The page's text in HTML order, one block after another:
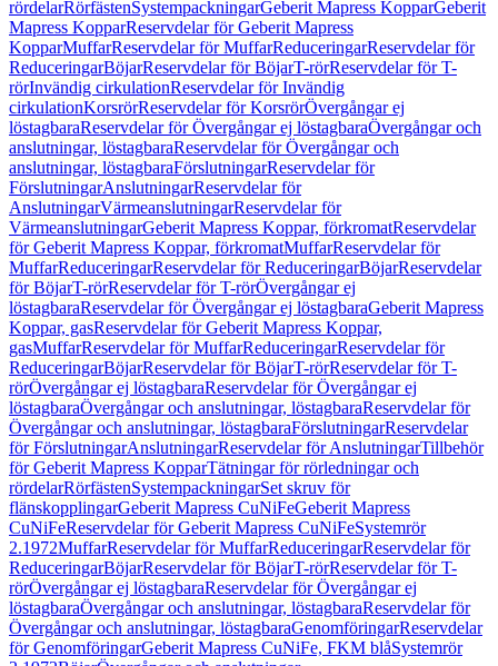
rördelarRörfästenSystempackningarGeberit Mapress KopparGeberit
Mapress KopparReservdelar för Geberit Mapress
KopparMuffarReservdelar för MuffarReduceringarReservdelar för
ReduceringarBöjarReservdelar för BöjarT-rörReservdelar för T-
rörInvändig cirkulationReservdelar för Invändig
cirkulationKorsrörReservdelar för KorsrörÖvergångar ej
löstagbaraReservdelar för Övergångar ej löstagbaraÖvergångar och
anslutningar, löstagbaraReservdelar för Övergångar och
anslutningar, löstagbaraFörslutningarReservdelar för
FörslutningarAnslutningarReservdelar för
AnslutningarVärmeanslutningarReservdelar för
VärmeanslutningarGeberit Mapress Koppar, förkromatReservdelar
för Geberit Mapress Koppar, förkromatMuffarReservdelar för
MuffarReduceringarReservdelar för ReduceringarBöjarReservdelar
för BöjarT-rörReservdelar för T-rörÖvergångar ej
löstagbaraReservdelar för Övergångar ej löstagbaraGeberit Mapress
Koppar, gasReservdelar för Geberit Mapress Koppar,
gasMuffarReservdelar för MuffarReduceringarReservdelar för
ReduceringarBöjarReservdelar för BöjarT-rörReservdelar för T-
rörÖvergångar ej löstagbaraReservdelar för Övergångar ej
löstagbaraÖvergångar och anslutningar, löstagbaraReservdelar för
Övergångar och anslutningar, löstagbaraFörslutningarReservdelar
för FörslutningarAnslutningarReservdelar för AnslutningarTillbehör
för Geberit Mapress KopparTätningar för rörledningar och
rördelarRörfästenSystempackningarSet skruv för
flänskopplingarGeberit Mapress CuNiFeGeberit Mapress
CuNiFeReservdelar för Geberit Mapress CuNiFeSystemrör
2.1972MuffarReservdelar för MuffarReduceringarReservdelar för
ReduceringarBöjarReservdelar för BöjarT-rörReservdelar för T-
rörÖvergångar ej löstagbaraReservdelar för Övergångar ej
löstagbaraÖvergångar och anslutningar, löstagbaraReservdelar för
Övergångar och anslutningar, löstagbaraGenomföringarReservdelar
för GenomföringarGeberit Mapress CuNiFe, FKM blåSystemrör